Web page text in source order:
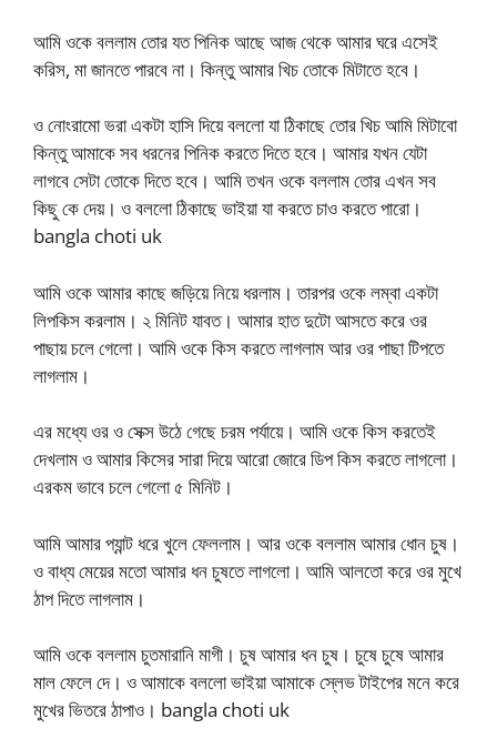
আমি ওকে বললাম তোর যত পিনিক আছে আজ থেকে আমার ঘরে এসেই
করিস, মা জানতে পারবে না। কিন্তু আমার খিচ তোকে মিটাতে হবে।
ও নোংরামো ভরা একটা হাসি দিয়ে বললো যা ঠিকাছে তোর খিচ আমি মিটাবো
কিন্তু আমাকে সব ধরনের পিনিক করতে দিতে হবে। আমার যখন যেটা
লাগবে সেটা তোকে দিতে হবে। আমি তখন ওকে বললাম তোর এখন সব
কিছু কে দেয়। ও বললো ঠিকাছে ভাইয়া যা করতে চাও করতে পারো।
bangla choti uk
আমি ওকে আমার কাছে জড়িয়ে নিয়ে ধরলাম। তারপর ওকে লম্বা একটা
লিপকিস করলাম। ২ মিনিট যাবত। আমার হাত দুটো আসতে করে ওর
পাছায় চলে গেলো। আমি ওকে কিস করতে লাগলাম আর ওর পাছা টিপতে
লাগলাম।
এর মধ্যে ওর ও সেক্স উঠে গেছে চরম পর্যায়ে। আমি ওকে কিস করতেই
দেখলাম ও আমার কিসের সারা দিয়ে আরো জোরে ডিপ কিস করতে লাগলো।
এরকম ভাবে চলে গেলো ৫ মিনিট।
আমি আমার প্যান্ট ধরে খুলে ফেললাম। আর ওকে বললাম আমার ধোন চুষ।
ও বাধ্য মেয়ের মতো আমার ধন চুষতে লাগলো। আমি আলতো করে ওর মুখে
ঠাপ দিতে লাগলাম।
আমি ওকে বললাম চুতমারানি মাগী। চুষ আমার ধন চুষ। চুষে চুষে আমার
মাল ফেলে দে। ও আমাকে বললো ভাইয়া আমাকে স্লেভ টাইপের মনে করে
মুখের ভিতরে ঠাপাও। bangla choti uk